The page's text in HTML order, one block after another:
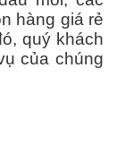
hàng giá rẻ
quý khách
của chúng